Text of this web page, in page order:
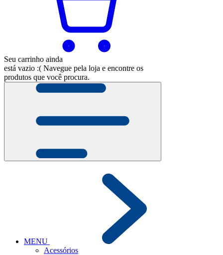
Seu carrinho ainda
está vazio :( Navegue pela loja e encontre os
produtos que você procura.
MENU
Acessórios